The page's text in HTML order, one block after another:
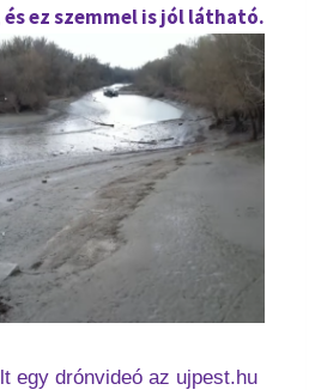
ez szemmel is jól látható.
egy drónvideó az ujpest.hu